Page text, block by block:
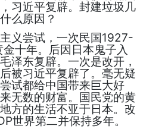
习近平复辟。封建垃圾几
么原因？
义尝试，一次民国1927-
十年。后因日本鬼子入
泽东复辟。一次是改开，
被习近平复辟了。毫无疑
试都给中国带来巨大好
无数的财富。国民党的黄
方的生活不亚于日本。改
世界第二并保持多年。